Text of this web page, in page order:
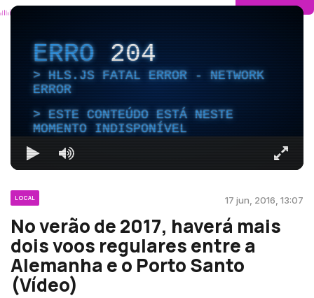
ERRO204
HLS.JS FATAL ERROR - NETWORK
ERROR
ESTE CONTEÚDO ESTÁ NESTE
MOMENTO INDISPONÍVEL
LOCAL 17 jun, 2016, 13:07
No verão de 2017, haverá mais
dois voos regulares entre a
Alemanha e o Porto Santo
(Vídeo)